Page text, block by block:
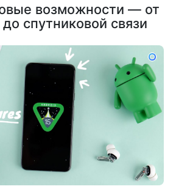
возможности — от
спутниковой связи